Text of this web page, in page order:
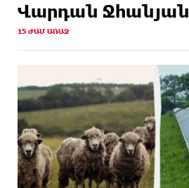
Վարդան Ջհանյան
15 ԺԱՄ ԱՌԱՋ